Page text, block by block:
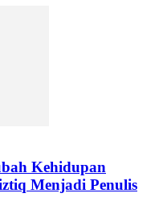
Kehidupan
Menjadi Penulis